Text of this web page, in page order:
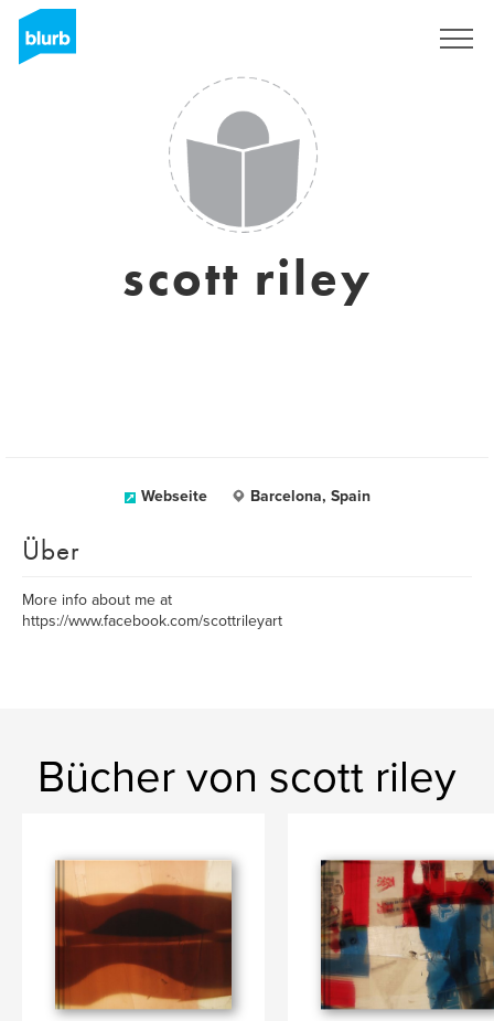
scott riley
Webseite Barcelona, Spain
Über
More info about me at
https://www.facebook.com/scottrileyart
Bücher von scott riley